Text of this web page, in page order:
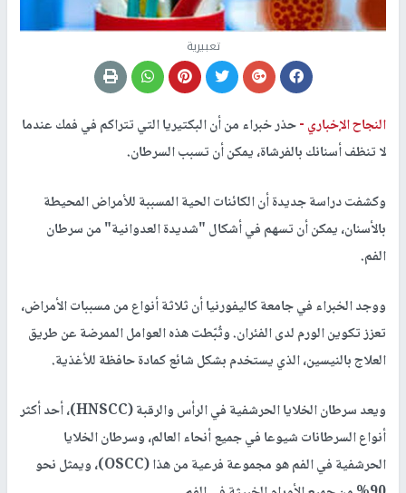
تعبيرية
النجاح الإخباري -حذر خبراء من أن البكتيريا التي تتراكم في فمك عندما
لا تنظف أسنانك بالفرشاة، يمكن أن تسبب السرطان.
وكشفت دراسة جديدة أن الكائنات الحية المسببة للأمراض المحيطة
بالأسنان، يمكن أن تسهم في أشكال "شديدة العدوانية" من سرطان
الفم.
ووجد الخبراء في جامعة كاليفورنيا أن ثلاثة أنواع من مسببات الأمراض،
تعزز تكوين الورم لدى الفئران. وثُبّطت هذه العوامل الممرضة عن طريق
العلاج بالنيسين، الذي يستخدم بشكل شائع كمادة حافظة للأغذية.
ويعد سرطان الخلايا الحرشفية في الرأس والرقبة (HNSCC)، أحد أكثر
أنواع السرطانات شيوعا في جميع أنحاء العالم، وسرطان الخلايا
الحرشفية في الفم هو مجموعة فرعية من هذا (OSCC)، ويمثل نحو